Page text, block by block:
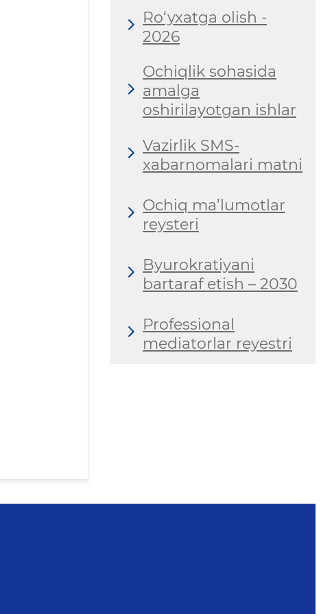
Ro‘yxatga olish -
2026
Ochiqlik sohasida
amalga
oshirilayotgan ishlar
Vazirlik SMS-
xabarnomalari matni
Ochiq ma’lumotlar
reysteri
Byurokratiyani
bartaraf etish – 2030
Professional
mediatorlar reyestri